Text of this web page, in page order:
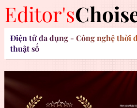
Editor's
Điện tử đa dụng - Công nghệ thời
thuật số